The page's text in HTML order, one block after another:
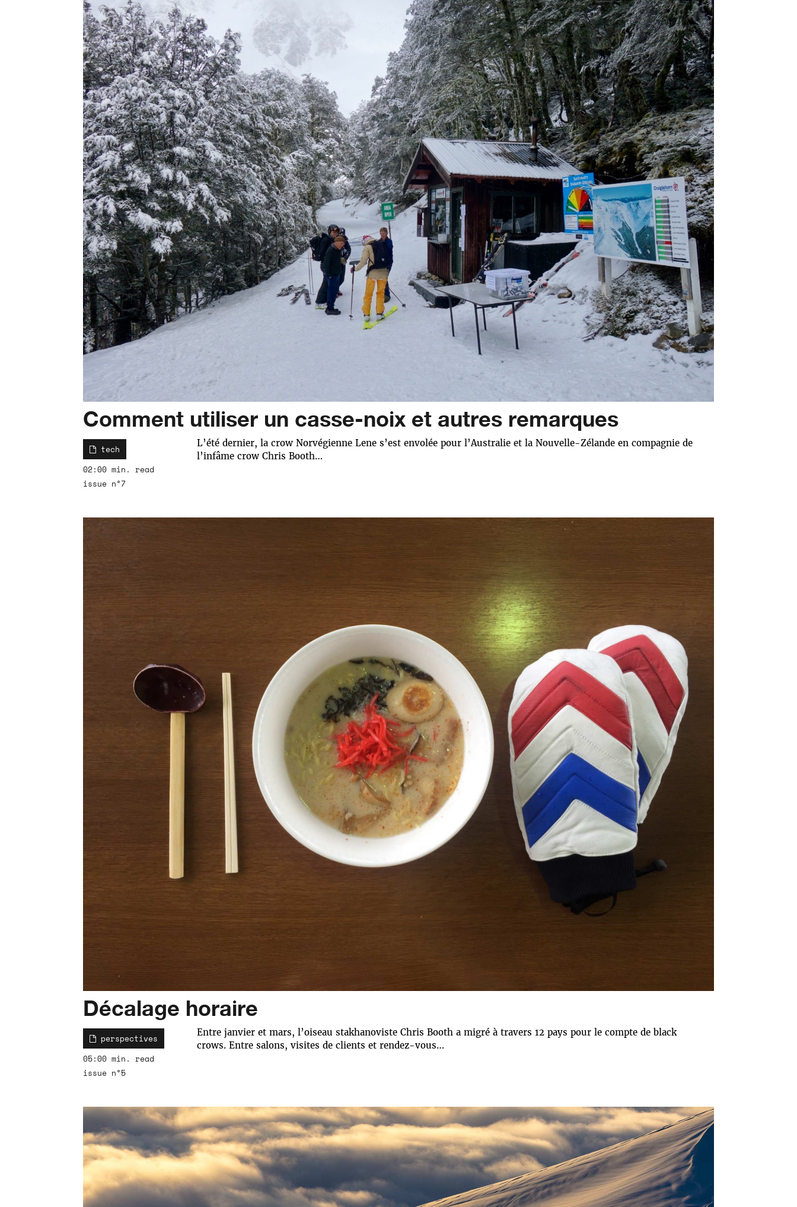
Comment utiliser un casse-noix et autres remarques
tech
02:00 min. read
issue n°7
L’été dernier, la crow Norvégienne Lene s’est envolée pour l’Australie et la Nouvelle-Zélande en compagnie de
l’infâme crow Chris Booth…
Décalage horaire
perspectives
05:00 min. read
issue n°5
Entre janvier et mars, l’oiseau stakhanoviste Chris Booth a migré à travers 12 pays pour le compte de black
crows. Entre salons, visites de clients et rendez-vous…